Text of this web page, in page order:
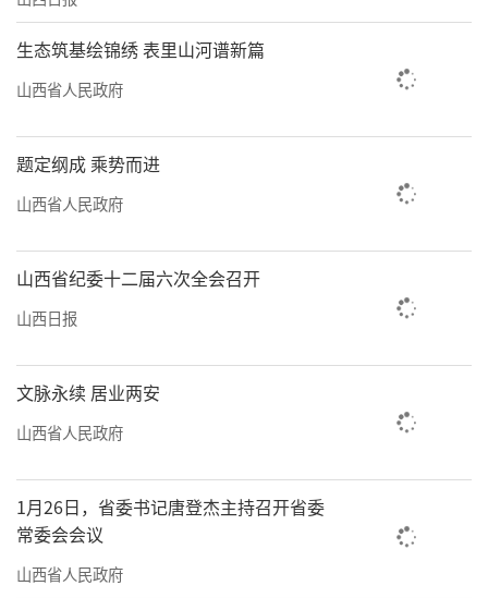
生态筑基绘锦绣 表里山河谱新篇
山西省人民政府
题定纲成 乘势而进
山西省人民政府
山西省纪委十二届六次全会召开
山西日报
文脉永续 居业两安
山西省人民政府
1月26日，省委书记唐登杰主持召开省委
常委会会议
山西省人民政府